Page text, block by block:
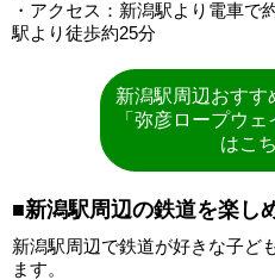
・アクセス：新潟駅より電車で
駅より徒歩約25分
新潟駅周辺おすす
「弥彦ロープウ
はこ
■新潟駅周辺の鉄道を楽し
新潟駅周辺で鉄道が好きな子ど
ます。